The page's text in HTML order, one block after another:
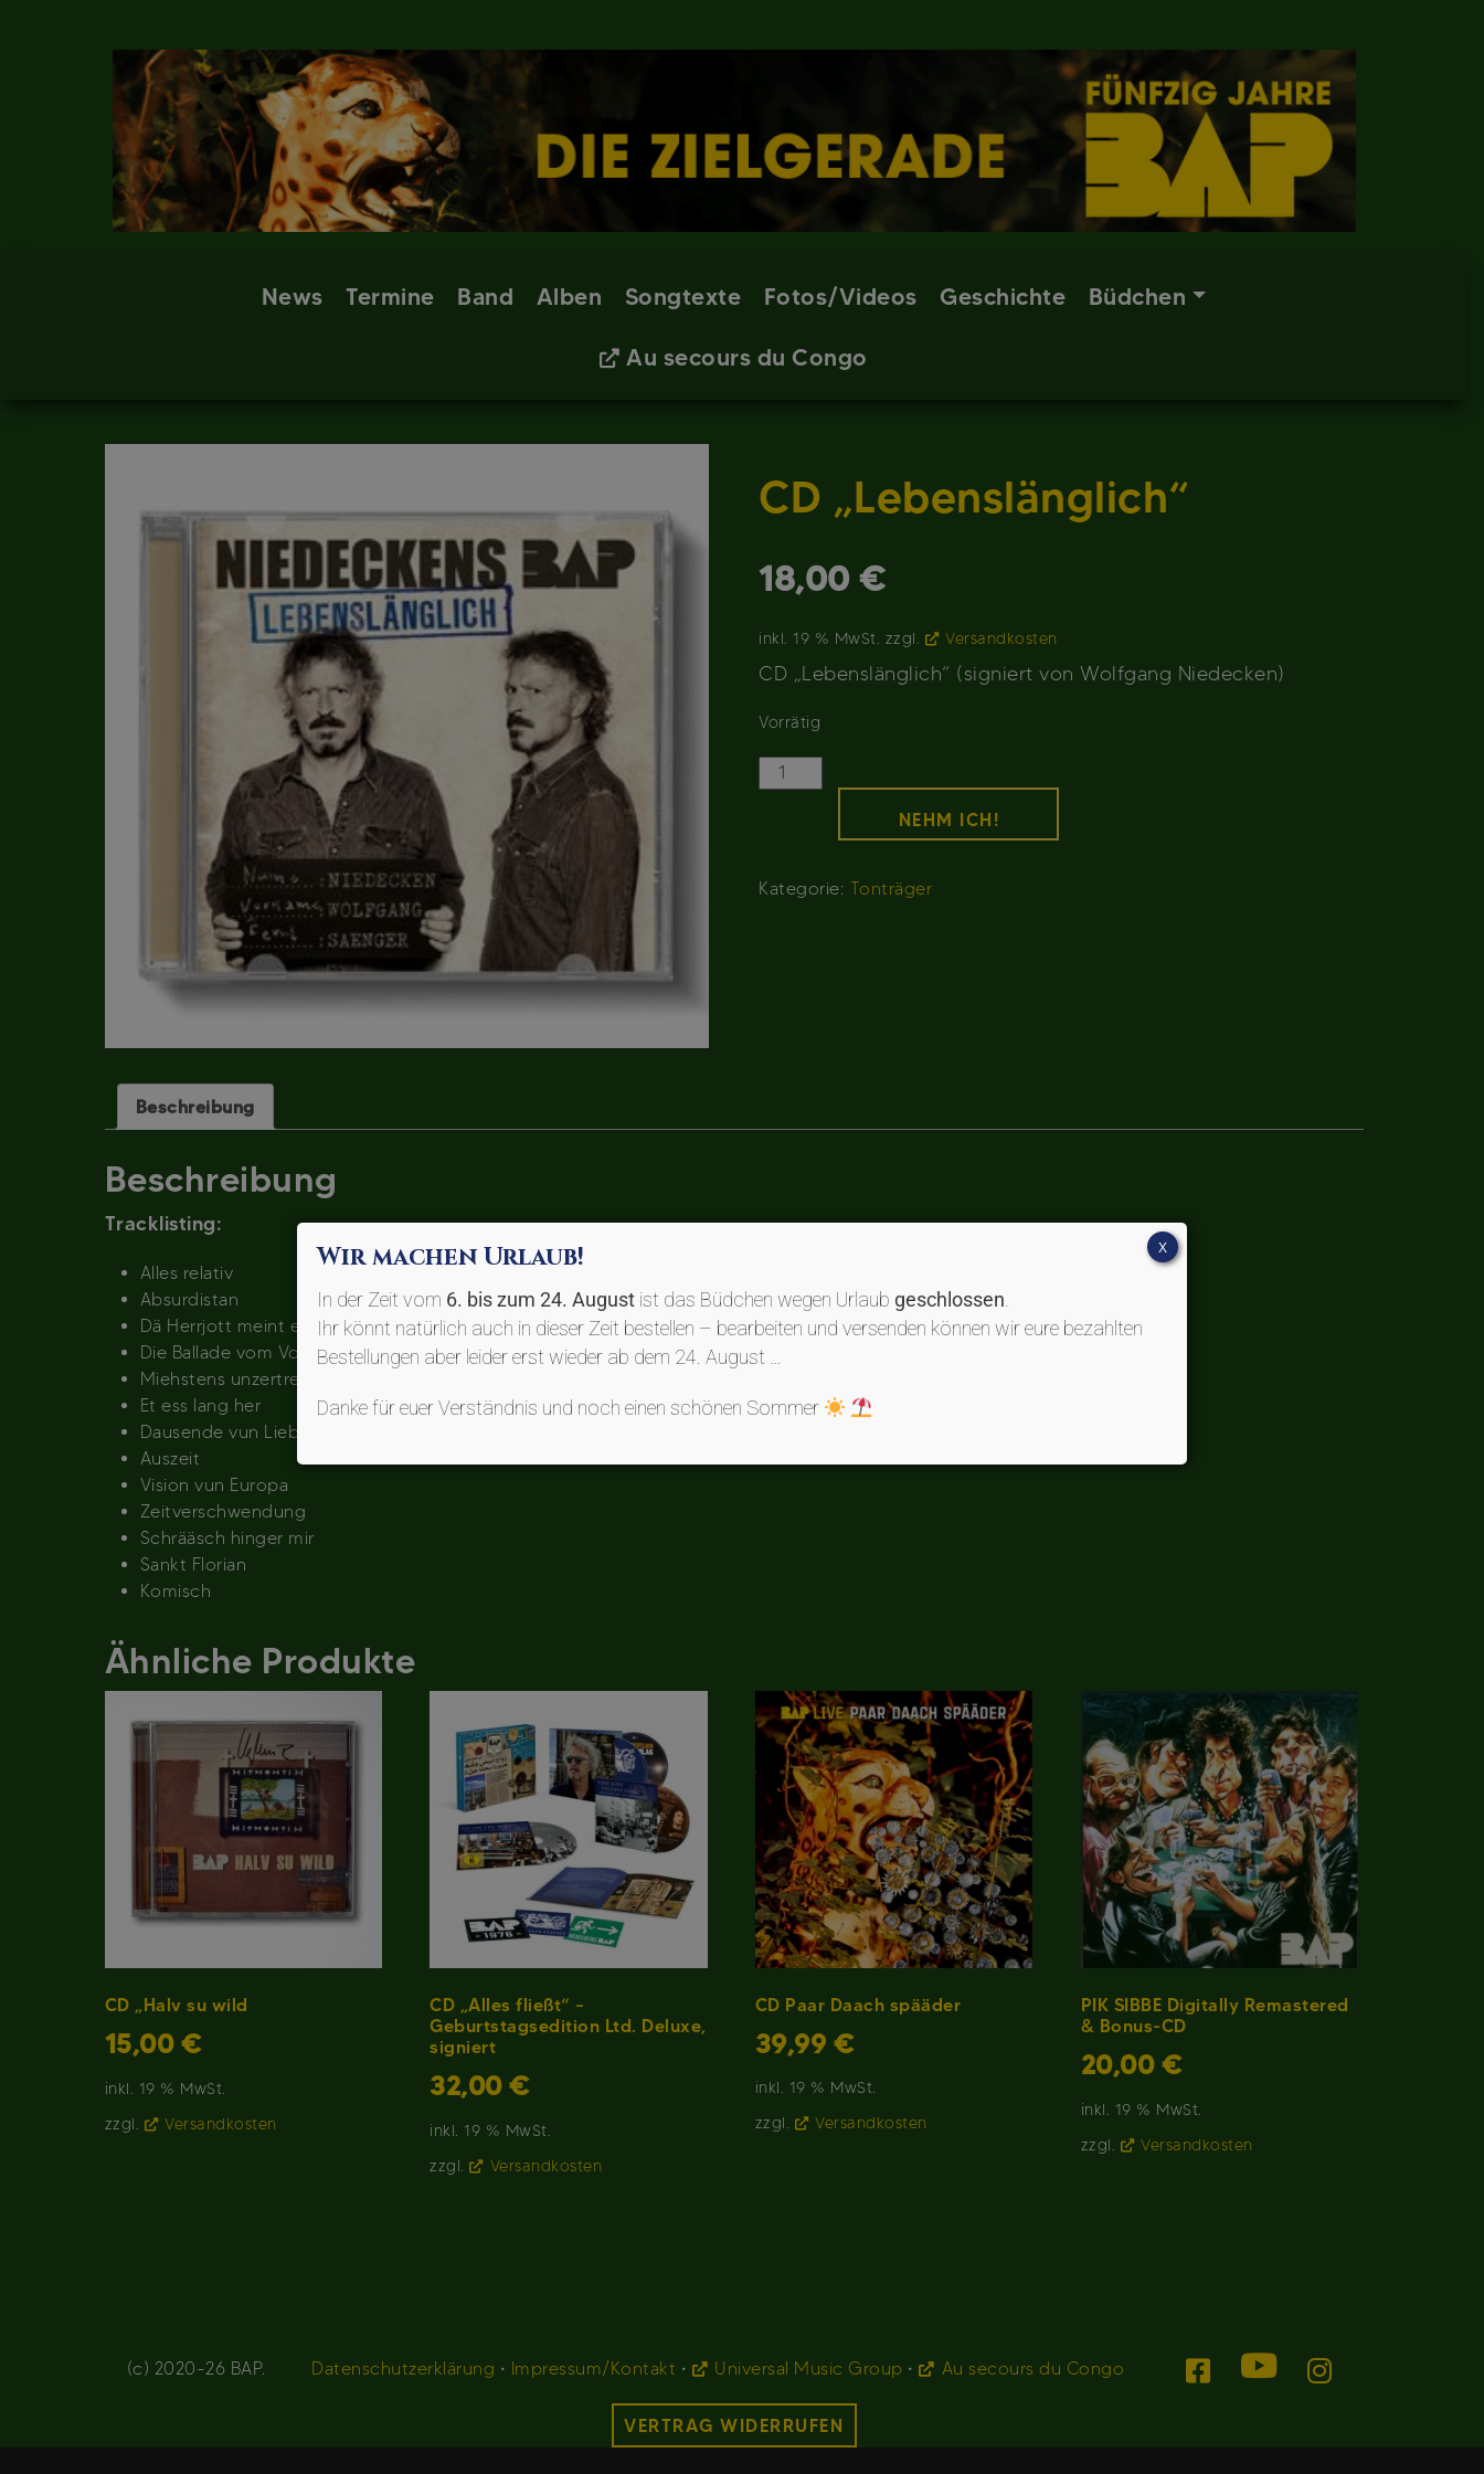
News Termine Band Alben Songtexte Fotos/Videos Geschichte Büdchen
Au secours du Congo
CD „Lebenslänglich“
18,00€
inkl. 19 % MwSt. zzgl. Versandkosten
CD „Lebenslänglich“ (signiert von Wolfgang Niedecken)
Vorrätig
CD
"Lebenslänglich"
NEHM ICH!
Kategorie: Tonträger
Beschreibung
Beschreibung
Tracklisting:
Alles relativ
Absurdistan
Dä Herrjott meint et joot met mir
Die Ballade vom Vollkasko-Desperado
Miehstens unzertrennlich
Et ess lang her
Dausende vun Liebesleeder
Auszeit
Vision vun Europa
Zeitverschwendung
Schrääsch hinger mir
Sankt Florian
Komisch
Ähnliche Produkte
CD „Halv su wild
15,00 €
inkl. 19 % MwSt.
zzgl.
Versandkosten
CD „Alles fließt“ –
Geburtstagsedition Ltd. Deluxe,
signiert
32,00€
inkl. 19 % MwSt.
zzgl.
Versandkosten
CD Paar Daach spääder
39,99 €
inkl. 19 % MwSt.
zzgl.
Versandkosten
PIK SIBBE Digitally Remastered
& Bonus-CD
20,00 €
inkl. 19 % MwSt.
zzgl.
Versandkosten
(c) 2020-26 BAP. Datenschutzerklärung • Impressum/Kontakt • Universal Music Group • Au secours du Congo
VERTRAG WIDERRUFEN
Wir machen Urlaub!
In der Zeit vom 6. bis zum 24. Augustist das Büdchen wegen Urlaub geschlossen
Ihr könnt natürlich auch in dieser Zeit bestellen – bearbeiten und versenden können wir eure bezahlten
Bestellungen aber leider erst wieder ab dem 24. August …
Danke für euer Verständnis und noch einen schönen Sommer
X